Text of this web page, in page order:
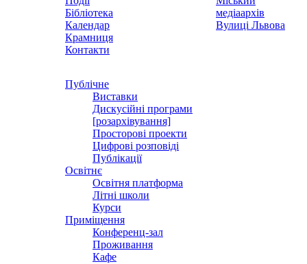
Бібліотека
Календар
Крамниця
Контакти
медіаархів
Вулиці Львова
Публічне
Виставки
Дискусійні програми
[розархівування]
Просторові проекти
Цифрові розповіді
Публікації
Освітнє
Освітня платформа
Літні школи
Курси
Приміщення
Конференц-зал
Проживання
Кафе